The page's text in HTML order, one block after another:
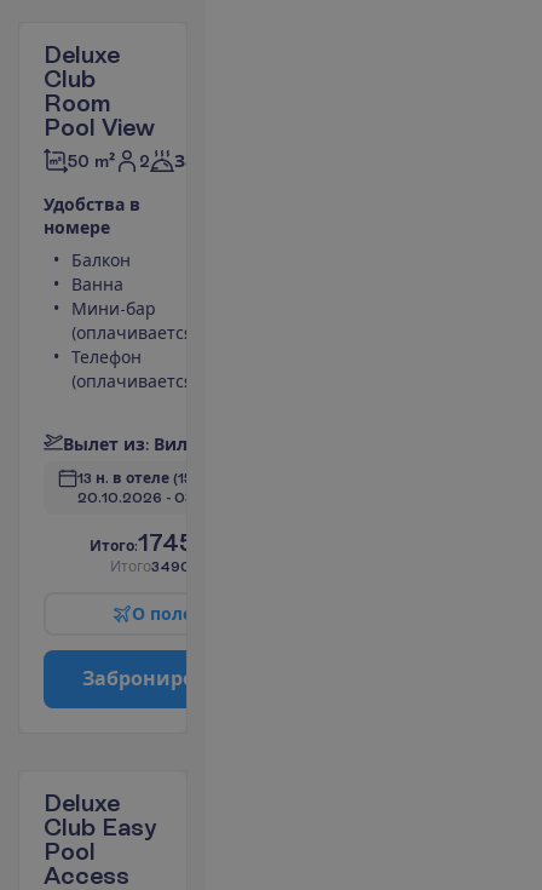
Deluxe
Club
Room
Pool View
50 m² 2 Завтраки
Удобства в
номере
Балкон
Ванна
Мини-бар
(оплачивается)
Телефон
(оплачивается)
Вылет из: Вил
13 н. в отеле (15 н. всего)
20.10.2026 - 03.11.2026
Итого:1745.00
Итого3490.00
О поле
Заброниро
Deluxe
Club Easy
Pool
Access